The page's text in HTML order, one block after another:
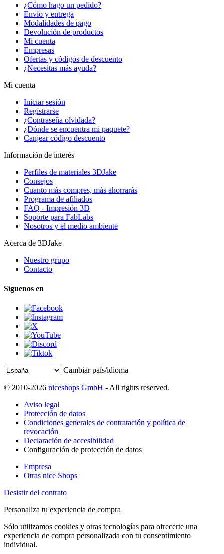
¿Cómo hago un pedido?
Envío y entrega
Modalidades de pago
Devolución de productos
Mi cuenta
Empresas
Ofertas y códigos de descuento
¿Necesitas más ayuda?
Mi cuenta
Iniciar sesión
Registrarse
¿Contraseña olvidada?
¿Dónde se encuentra mi paquete?
Canjear código descuento
Información de interés
Perfiles de materiales 3DJake
Consejos
Cuanto más compres, más ahorrarás
Programa de afiliados
FAQ - Impresión 3D
Soporte para FabLabs
Nosotros y el medio ambiente
Acerca de 3DJake
Nuestro grupo
Contacto
Síguenos en
Cambiar país/idioma
© 2010-2026 niceshops GmbH - All rights reserved.
Aviso legal
Protección de datos
Condiciones generales de contratación y política de
revocación
Declaración de accesibilidad
Configuración de protección de datos
Empresa
Otras nice Shops
Desistir del contrato
Personaliza tu experiencia de compra
Sólo utilizamos cookies y otras tecnologías para ofrecerte una
experiencia de compra personalizada con tu consentimiento
individual.